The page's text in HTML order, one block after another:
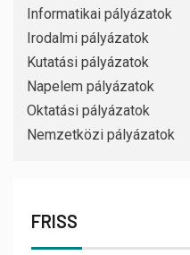
Informatikai pályázatok
Irodalmi pályázatok
Kutatási pályázatok
Napelem pályázatok
Oktatási pályázatok
Nemzetközi pályázatok
FRISS